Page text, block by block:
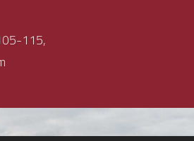
115,